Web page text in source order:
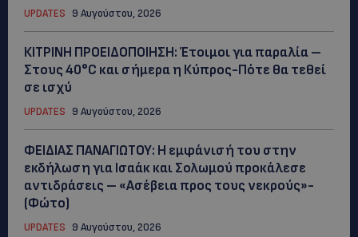
UPDATES 9 Αυγούστου, 2026
ΚΙΤΡΙΝΗ ΠΡΟΕΙΔΟΠΟΙΗΣΗ: Έτοιμοι για παραλία –
Στους 40°C και σήμερα η Κύπρος-Πότε θα τεθεί
σε ισχύ
UPDATES 9 Αυγούστου, 2026
ΦΕΙΔΙΑΣ ΠΑΝΑΓΙΩΤΟΥ: Η εμφάνισή του στην
εκδήλωση για Ισαάκ και Σολωμού προκάλεσε
αντιδράσεις – «Ασέβεια προς τους νεκρούς»-
(Φώτο)
UPDATES 9 Αυγούστου, 2026